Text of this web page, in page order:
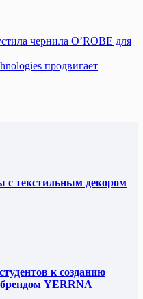
чернила O’ROBE для
продвигает
с текстильным декором
к созданию
брендом YERRNA